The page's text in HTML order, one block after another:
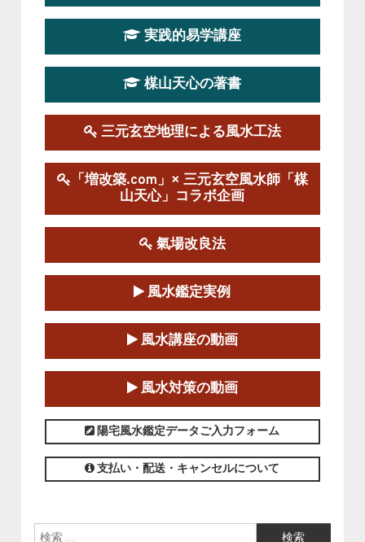
第19期立命塾実践的四柱推命学講座
2026-03-20～2026-07-19
第１９期立命塾実践的風水学講座
この講座の募集は終了しました。
陰宅三元玄空風水講座
2025-06-07～2025-06-08
この講座の募集は終了しました。
第１８期立命塾『実践的易学講座』
2025-06-21～2025-08-24
この講座の募集は終了しました。
第１８期立命塾「実践的四柱立命学（四
柱推命学）講座」
2025-01-11～2025-05-11
この講座の募集は終了しました。
実践的易学講座
楳山天心の著書
三元玄空地理による風水工法
「増改築.com」× 三元玄空風水師「楳
山天心」コラボ企画
氣場改良法
風水鑑定実例
風水講座の動画
風水対策の動画
陽宅風水鑑定データご入力フォーム
支払い・配送・キャンセルについて
検索: